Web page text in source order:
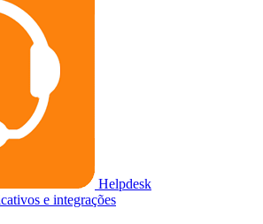
Helpdesk
e integrações